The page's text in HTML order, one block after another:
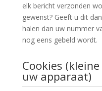
elk bericht verzonden
gewenst? Geeft u dit
halen dan uw nummer
nog eens gebeld wordt.
Cookies
uw apparaat)